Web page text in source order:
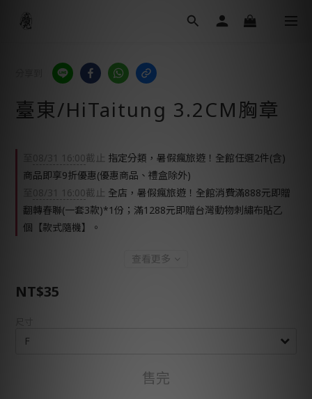
臺東/HiTaitung 3.2CM胸章
08/31 16:00截止 指定分類，暑假瘋旅遊！全館任選2件(含)
商品即享9折優惠(優惠商品、禮盒除外)
08/31 16:00截止 全店，暑假瘋旅遊！全館消費滿888元即贈
翻轉春聯(一套3款)*1份；滿1288元即贈台灣動物刺繡布貼乙
個【款式隨機】。
查看更多
NT$35
售完